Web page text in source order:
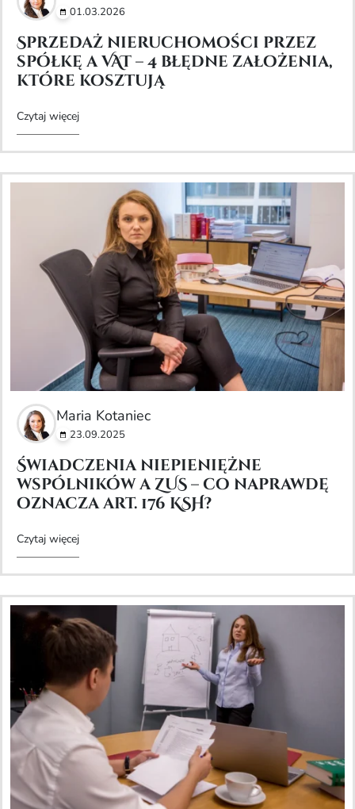
01.03.2026
Sprzedaż nieruchomości przez
spółkę a VAT – 4 błędne założenia,
które kosztują
Czytaj więcej
Maria Kotaniec
23.09.2025
Świadczenia niepieniężne
wspólników a ZUS – co naprawdę
oznacza art. 176 KSH?
Czytaj więcej